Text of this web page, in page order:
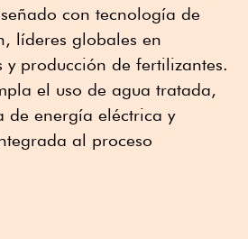
con tecnología de
líderes globales en
y producción de fertilizantes.
el uso de agua tratada,
de energía eléctrica y
al proceso